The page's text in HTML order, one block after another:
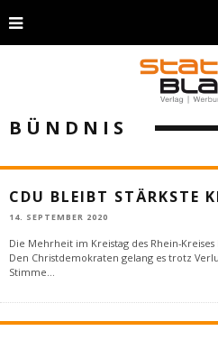
BÜNDNIS
CDU BLEIBT STÄRKSTE
14. SEPTEMBER 2020
Die Mehrheit im Kreistag des Rhein-
Den Christdemokraten gelang es trotz
Stimme...